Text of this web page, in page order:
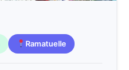
Ramatuelle